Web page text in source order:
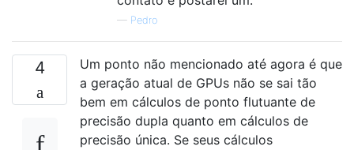
— Pedro
4
Um ponto não mencionado até agora é que
a geração atual de GPUs não se sai tão
bem em cálculos de ponto flutuante de
precisão dupla quanto em cálculos de
precisão única. Se seus cálculos